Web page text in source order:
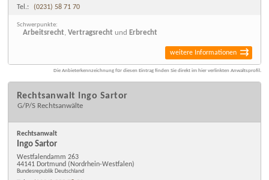
Tel.: (0231) 58 71 70
Schwerpunkte:
Arbeitsrecht,Vertragsrecht und Erbrecht
weitere Informationen
Die Anbieterkennzeichnung für diesen Eintrag finden Sie direkt im hier verlinkten Anwaltsprofil.
Rechtsanwalt Ingo Sartor
G/P/S Rechtsanwälte
Rechtsanwalt
Ingo Sartor
Westfalendamm 263
44141 Dortmund (Nordrhein-Westfalen)
Bundesrepublik Deutschland